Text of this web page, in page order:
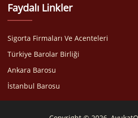
Faydalı Linkler
Sigorta Firmaları Ve Acenteleri
Türkiye Barolar Birliği
Ankara Barosu
İstanbul Barosu